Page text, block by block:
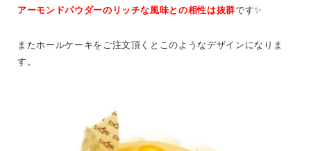
アーモンドパウダーのリッチな風味との相性は抜群です✨
またホールケーキをご注文頂くとこのようなデザインになりま
す。